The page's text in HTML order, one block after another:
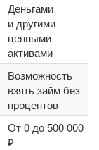
Деньгами
и другими
ценными
активами
Возможность
взять займ без
процентов
От 0 до 500 000
₽